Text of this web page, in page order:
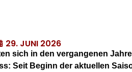
29. JUNI 2026
sich in den vergangenen
Seit Beginn der aktuellen